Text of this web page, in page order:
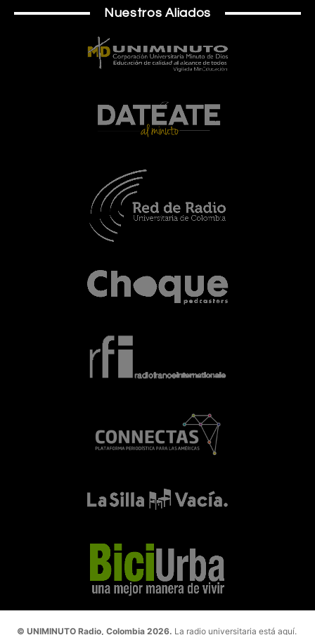
Nuestros Aliados
© UNIMINUTO Radio, Colombia 2026. La radio universitaria está aquí.